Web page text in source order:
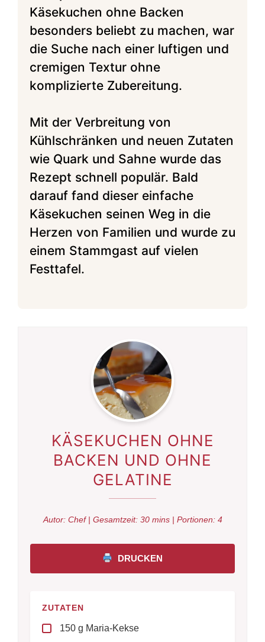
Käsekuchen ohne Backen
besonders beliebt zu machen, war
die Suche nach einer luftigen und
cremigen Textur ohne
komplizierte Zubereitung.
Mit der Verbreitung von
Kühlschränken und neuen Zutaten
wie Quark und Sahne wurde das
Rezept schnell populär. Bald
darauf fand dieser einfache
Käsekuchen seinen Weg in die
Herzen von Familien und wurde zu
einem Stammgast auf vielen
Festtafel.
KÄSEKUCHEN OHNE
BACKEN UND OHNE
GELATINE
Autor: Chef| Gesamtzeit: 30 mins| Portionen: 4
DRUCKEN
ZUTATEN
150 g Maria-Kekse